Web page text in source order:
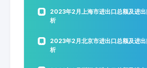
2023年2月上海市进出口总额及进
析
2023年2月北京市进出口总额及进
析